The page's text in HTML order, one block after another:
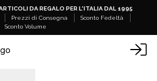
DA REGALO PER L'ITALIA DAL 1995
Prezzi di Consegna
Sconto Fedeltà
Sconto Volume